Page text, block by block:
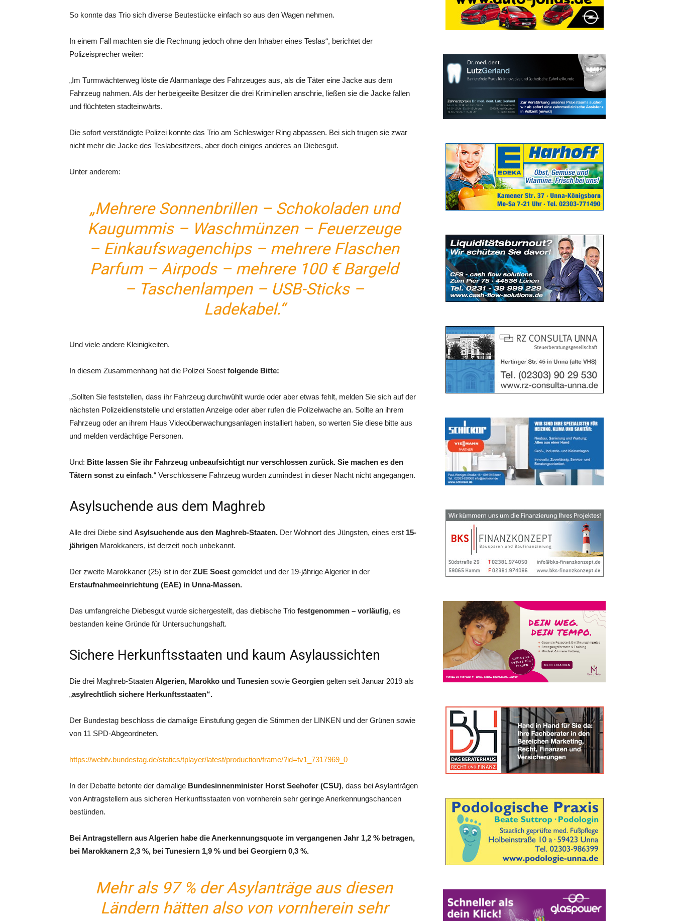
So konnte das Trio sich diverse Beutestücke einfach so aus den Wagen nehmen.
In einem Fall machten sie die Rechnung jedoch ohne den Inhaber eines Teslas“, berichtet der
Polizeisprecher weiter:
„Im Turmwächterweg löste die Alarmanlage des Fahrzeuges aus, als die Täter eine Jacke aus dem
Fahrzeug nahmen. Als der herbeigeeilte Besitzer die drei Kriminellen anschrie, ließen sie die Jacke fallen
und flüchteten stadteinwärts.
Die sofort verständigte Polizei konnte das Trio am Schleswiger Ring abpassen. Bei sich trugen sie zwar
nicht mehr die Jacke des Teslabesitzers, aber doch einiges anderes an Diebesgut.
Unter anderem:
„Mehrere Sonnenbrillen – Schokoladen und
Kaugummis – Waschmünzen – Feuerzeuge
– Einkaufswagenchips – mehrere Flaschen
Parfum – Airpods – mehrere 100 € Bargeld
– Taschenlampen – USB-Sticks –
Ladekabel.“
Und viele andere Kleinigkeiten.
In diesem Zusammenhang hat die Polizei Soest folgende Bitte:
„Sollten Sie feststellen, dass ihr Fahrzeug durchwühlt wurde oder aber etwas fehlt, melden Sie sich auf der
nächsten Polizeidienststelle und erstatten Anzeige oder aber rufen die Polizeiwache an. Sollte an ihrem
Fahrzeug oder an ihrem Haus Videoüberwachungsanlagen installiert haben, so werten Sie diese bitte aus
und melden verdächtige Personen.
Und: Bitte lassen Sie ihr Fahrzeug unbeaufsichtigt nur verschlossen zurück. Sie machen es den
Tätern sonst zu einfach.“ Verschlossene Fahrzeug wurden zumindest in dieser Nacht nicht angegangen.
Asylsuchende aus dem Maghreb
Alle drei Diebe sind Asylsuchende aus den Maghreb-Staaten. Der Wohnort des Jüngsten, eines erst 15-
jährigen Marokkaners, ist derzeit noch unbekannt.
Der zweite Marokkaner (25) ist in der ZUE Soest gemeldet und der 19-jährige Algerier in der
Erstaufnahmeeinrichtung (EAE) in Unna-Massen.
Das umfangreiche Diebesgut wurde sichergestellt, das diebische Trio festgenommen – vorläufig, es
bestanden keine Gründe für Untersuchungshaft.
Sichere Herkunftsstaaten und kaum Asylaussichten
Die drei Maghreb-Staaten Algerien, Marokko und Tunesien sowie Georgien gelten seit Januar 2019 als
„asylrechtlich sichere Herkunftsstaaten“.
Der Bundestag beschloss die damalige Einstufung gegen die Stimmen der LINKEN und der Grünen sowie
von 11 SPD-Abgeordneten.
https://webtv.bundestag.de/statics/tplayer/latest/production/frame/?id=tv1_7317969_0
In der Debatte betonte der damalige Bundesinnenminister Horst Seehofer (CSU), dass bei Asylanträgen
von Antragstellern aus sicheren Herkunftsstaaten von vornherein sehr geringe Anerkennungschancen
bestünden.
Bei Antragstellern aus Algerien habe die Anerkennungsquote im vergangenen Jahr 1,2 % betragen,
bei Marokkanern 2,3 %, bei Tunesiern 1,9 % und bei Georgiern 0,3 %.
Mehr als 97 % der Asylanträge aus diesen
Ländern hätten also von vornherein sehr